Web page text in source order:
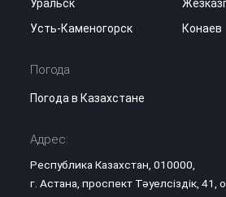
Уральск
Усть-Каменогорск
Конаев
Погода
Погода в Казахстане
Адрес:
Республика Казахстан, 010000,
г. Астана, проспект Тәуелсіздік, 41,